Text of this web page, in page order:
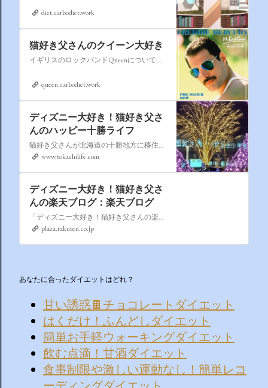
diet.carbodiet.work
猫好き父さんのクイーン大好き
イギリスのロックバンドQueenについての情報をアップします。
queen.carbodiet.work
ディズニー大好き！猫好き父さ
んのハッピー十勝ライフ
猫好き父さんが北海道の十勝地方に移住しました。なれない北海道の暮らしについてお伝えします。
www.tokachilife.com
ディズニー大好き！猫好き父さ
んの楽天ブログ：楽天ブログ
「ディズニー大好き！猫好き父さんの楽天ブログ」にようこそ！ いろんなブログサービスが廃止になるなか満を持して楽天ブログをはじめようと思います。 よろしくお願いいたします。
plaza.rakuten.co.jp
あなたに合ったダイエットはどれ？
甘い誘惑🍫チョコレートダイエット
はくだけ！ふんどしダイエット
簡単お手軽ウォーキングダイエット
飲む点滴！甘酒ダイエット
食事制限や激しい運動なし！簡単レコ